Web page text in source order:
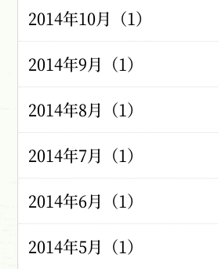
2014年10月（1）
2014年9月（1）
2014年8月（1）
2014年7月（1）
2014年6月（1）
2014年5月（1）